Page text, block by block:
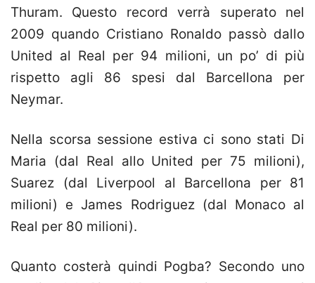
Thuram. Questo record verrà superato nel
2009 quando Cristiano Ronaldo passò dallo
United al Real per 94 milioni, un po’ di più
rispetto agli 86 spesi dal Barcellona per
Neymar.
Nella scorsa sessione estiva ci sono stati Di
Maria (dal Real allo United per 75 milioni),
Suarez (dal Liverpool al Barcellona per 81
milioni) e James Rodriguez (dal Monaco al
Real per 80 milioni).
Quanto costerà quindi Pogba? Secondo uno